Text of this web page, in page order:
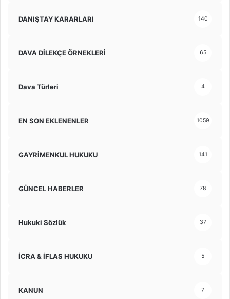
DANIŞTAY KARARLARI 140
DAVA DİLEKÇE ÖRNEKLERİ 65
Dava Türleri 4
EN SON EKLENENLER 1059
GAYRİMENKUL HUKUKU 141
GÜNCEL HABERLER 78
Hukuki Sözlük 37
İCRA & İFLAS HUKUKU 5
KANUN 7